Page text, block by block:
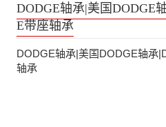
DODGE轴承|美国DODGE
E带座轴承
DODGE轴承|美国DODGE轴承
轴承